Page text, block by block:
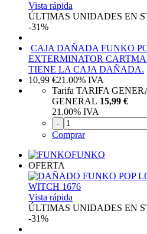
Vista rápida
ÚLTIMAS UNIDADES EN
-31%
CAJA DAÑADA FUNKO
EXTERMINATOR
TIENE LA CAJA DAÑADA.
10,99 €21.00% IVA
Tarifa TARIFA
GENERAL 15,99 €
21.00% IVA
-
Comprar
FUNKO
OFERTA
Vista rápida
ÚLTIMAS UNIDADES EN
-31%